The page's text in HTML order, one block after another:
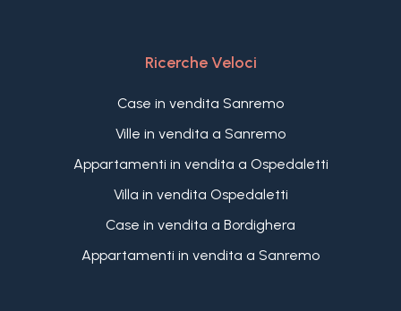
Ricerche Veloci
Case in vendita Sanremo
Ville in vendita a Sanremo
Appartamenti in vendita a Ospedaletti
Villa in vendita Ospedaletti
Case in vendita a Bordighera
Appartamenti in vendita a Sanremo